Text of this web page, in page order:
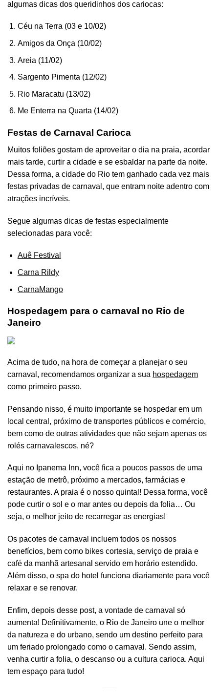
algumas dicas dos queridinhos dos cariocas:
Céu na Terra (03 e 10/02)
Amigos da Onça (10/02)
Areia (11/02)
Sargento Pimenta (12/02)
Rio Maracatu (13/02)
Me Enterra na Quarta (14/02)
Festas de Carnaval Carioca
Muitos foliões gostam de aproveitar o dia na praia, acordar
mais tarde, curtir a cidade e se esbaldar na parte da noite.
Dessa forma, a cidade do Rio tem ganhado cada vez mais
festas privadas de carnaval, que entram noite adentro com
atrações incríveis.
Segue algumas dicas de festas especialmente
selecionadas para você:
Auê Festival
Carna Rildy
CarnaMango
Hospedagem para o carnaval no Rio de
Janeiro
Acima de tudo, na hora de começar a planejar o seu
carnaval, recomendamos organizar a sua hospedagem
como primeiro passo.
Pensando nisso, é muito importante se hospedar em um
local central, próximo de transportes públicos e comércio,
bem como de outras atividades que não sejam apenas os
rolés carnavalescos, né?
Aqui no Ipanema Inn, você fica a poucos passos de uma
estação de metrô, próximo a mercados, farmácias e
restaurantes. A praia é o nosso quintal! Dessa forma, você
pode curtir o sol e o mar antes ou depois da folia… Ou
seja, o melhor jeito de recarregar as energias!
Os pacotes de carnaval incluem todos os nossos
benefícios, bem como bikes cortesia, serviço de praia e
café da manhã artesanal servido em horário estendido.
Além disso, o spa do hotel funciona diariamente para você
relaxar e se renovar.
Enfim, depois desse post, a vontade de carnaval só
aumenta! Definitivamente, o Rio de Janeiro une o melhor
da natureza e do urbano, sendo um destino perfeito para
um feriado prolongado como o carnaval. Sendo assim,
venha curtir a folia, o descanso ou a cultura carioca. Aqui
tem espaço para tudo!